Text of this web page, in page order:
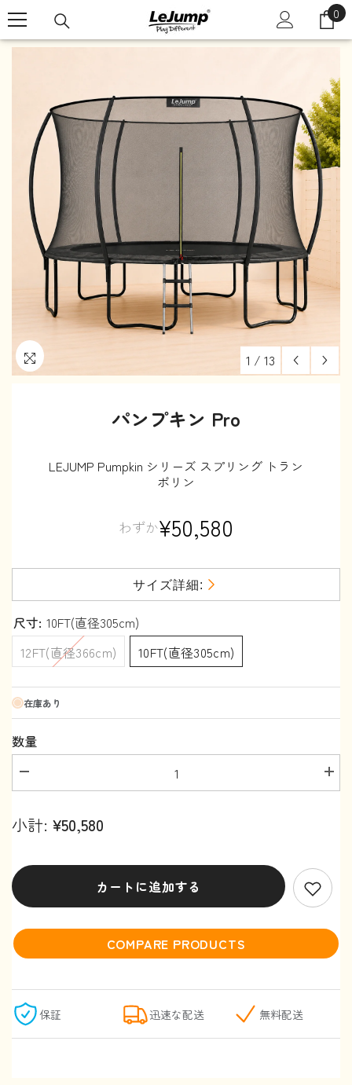
コンテンツに進む 0 0
の
イ
テ
ム
1 / 13
パンプキン Pro
LEJUMP Pumpkin シリーズ スプリング トラン
ポリン
わずか¥50,580
サイズ詳細:
尺寸: 10FT(直径305cm)
12FT(直径366cm)
10FT(直径305cm)
在庫あり
数量
ン
キ
ン
を
ら
パ
ン
数
量
を
や
小計: ¥50,580
カートに追加する
COMPARE PRODUCTS
保証 迅速な配送 無料配送